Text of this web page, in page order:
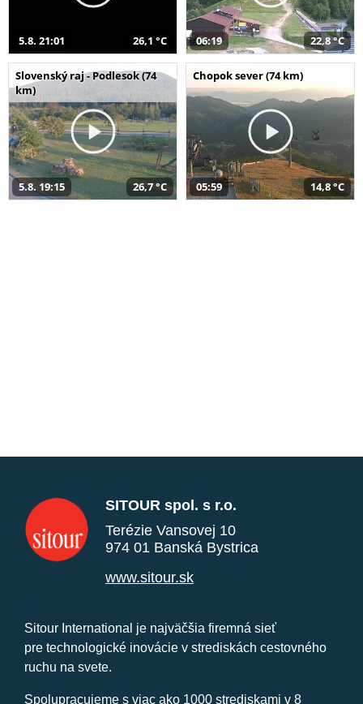
5.8. 21:01 26,1 °C 06:19 22,8 °C
Slovenský raj - Podlesok (74
km)
5.8. 19:15 26,7 °C
Chopok sever (74 km)
05:59 14,8 °C
SITOUR spol. s r.o.
Terézie Vansovej 10
974 01 Banská Bystrica
www.sitour.sk
Sitour International je najväčšia firemná sieť
pre technologické inovácie v strediskách cestovného
ruchu na svete.
Spolupracujeme s viac ako 1000 strediskami v 8